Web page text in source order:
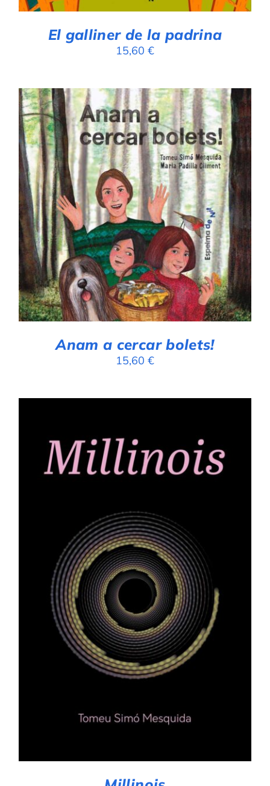
El galliner de la padrina
15,60 €
AFEGEIX A LA CISTELLA
/
DETALLS
Anam a cercar bolets!
15,60 €
AFEGEIX A LA CISTELLA
/
DETALLS